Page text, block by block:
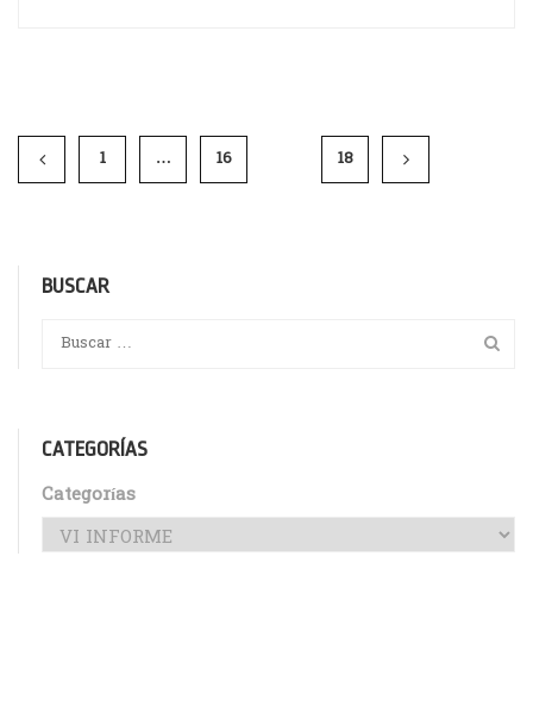
1 … 16 18
BUSCAR
CATEGORÍAS
Categorías